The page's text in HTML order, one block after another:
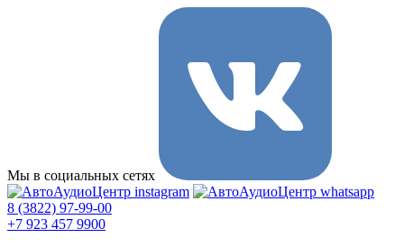
Мы в социальных сетях
8 (3822) 97-99-00
+7 923 457 9900